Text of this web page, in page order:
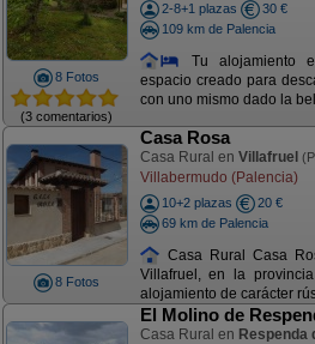
8 Fotos
(3 comentarios)
2-8+1 plazas
30 €
109 km de Palencia
Tu alojamiento
espacio creado para
con uno mismo dado la
8 Fotos
Casa Rosa
Casa Rural en Villafruel
Villabermudo (Palencia)
10+2 plazas
20 €
69 km de Palencia
Casa Rural Casa
Villafruel, en la
alojamiento de carácter
El Molino de
Casa Rural en Respenda